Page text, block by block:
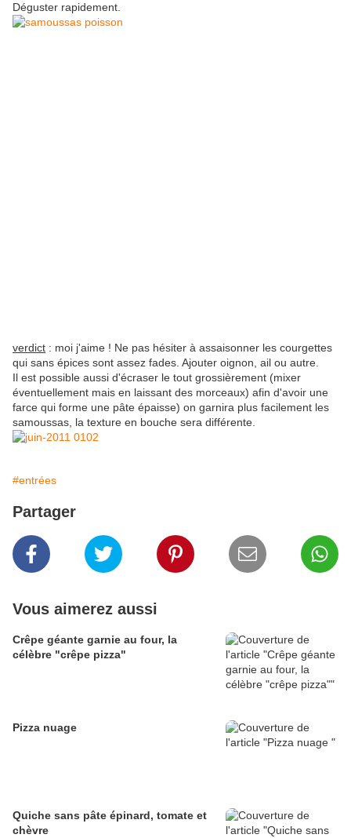
Déguster rapidement.
verdict : moi j'aime ! Ne pas hésiter à assaisonner les courgettes
qui sans épices sont assez fades. Ajouter oignon, ail ou autre.
Il est possible aussi d'écraser le tout grossièrement (mixer
éventuellement mais en laissant des morceaux) afin d'avoir une
farce qui forme une pâte épaisse) on garnira plus facilement les
samoussas, la texture en bouche sera différente.
#entrées
Partager
Vous aimerez aussi
Crêpe géante garnie au four, la
célèbre "crêpe pizza"
Pizza nuage
Quiche sans pâte épinard, tomate et
chèvre